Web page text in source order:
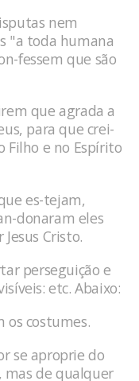
nem
"a toda humana
fessem que são
que agrada a
para que crei-
Filho e no Espírito
es-tejam,
donaram eles
Cristo.
perseguição e
etc. Abaixo:
os costumes.
se aproprie do
mas de qualquer